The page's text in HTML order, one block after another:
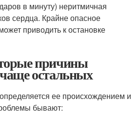
в минуту) неритмичная
сердца. Крайне опасное
приводить к остановке
причины
остальных
ее происхождением и
бывают: